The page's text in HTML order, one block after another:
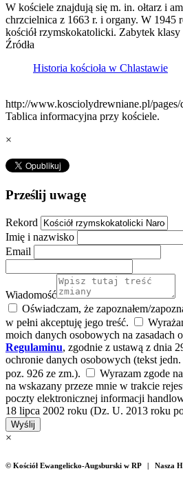
W kościele znajdują się m. in. ołtarz i
chrzcielnica z 1663 r. i organy. W 1945
kościół rzymskokatolicki. Zabytek klasy
Źródła
Historia kościoła w Chlastawie
http://www.kosciolydrewniane.pl/pages/
Tablica informacyjna przy kościele.
×
Prześlij uwagę
Rekord
Imię i nazwisko
Email
Wiadomość
Oświadczam, że zapoznałem/
w pełni akceptuję jego treść.
moich danych osobowych na zasadach
Regulaminu, zgodnie z ustawą z dnia
ochronie danych osobowych (tekst
poz. 926 ze zm.).
Wyrazam zgode
na wskazany przeze mnie w trakcie
poczty elektronicznej informacji
18 lipca 2002 roku (Dz. U. 2013 roku
Wyślij
×
© Kościół Ewangelicko-Augsburski w RP | Nasza